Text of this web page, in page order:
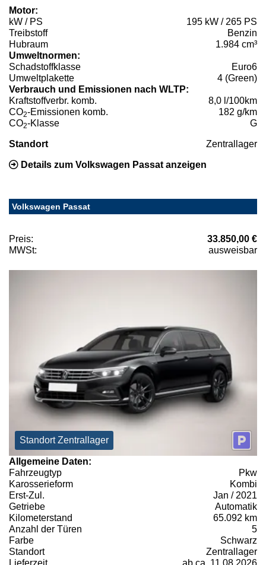
Motor:
kW / PS
195 kW / 265 PS
Treibstoff
Benzin
Hubraum
1.984 cm³
Umweltnormen:
Schadstoffklasse
Euro6
Umweltplakette
4 (Green)
Verbrauch und Emissionen nach WLTP:
Kraftstoffverbr. komb.
8,0 l/100km
CO2-Emissionen komb.
182 g/km
CO2-Klasse G
Standort Zentrallager
Details zum Volkswagen Passat anzeigen
Volkswagen Passat
Preis:
33.850,00 €
MWSt:
ausweisbar
Standort Zentrallager
Allgemeine Daten:
Fahrzeugtyp
Pkw
Karosserieform
Kombi
Erst-Zul.
Jan / 2021
Getriebe
Automatik
Kilometerstand
65.092 km
Anzahl der Türen
5
Farbe
Schwarz
Standort
Zentrallager